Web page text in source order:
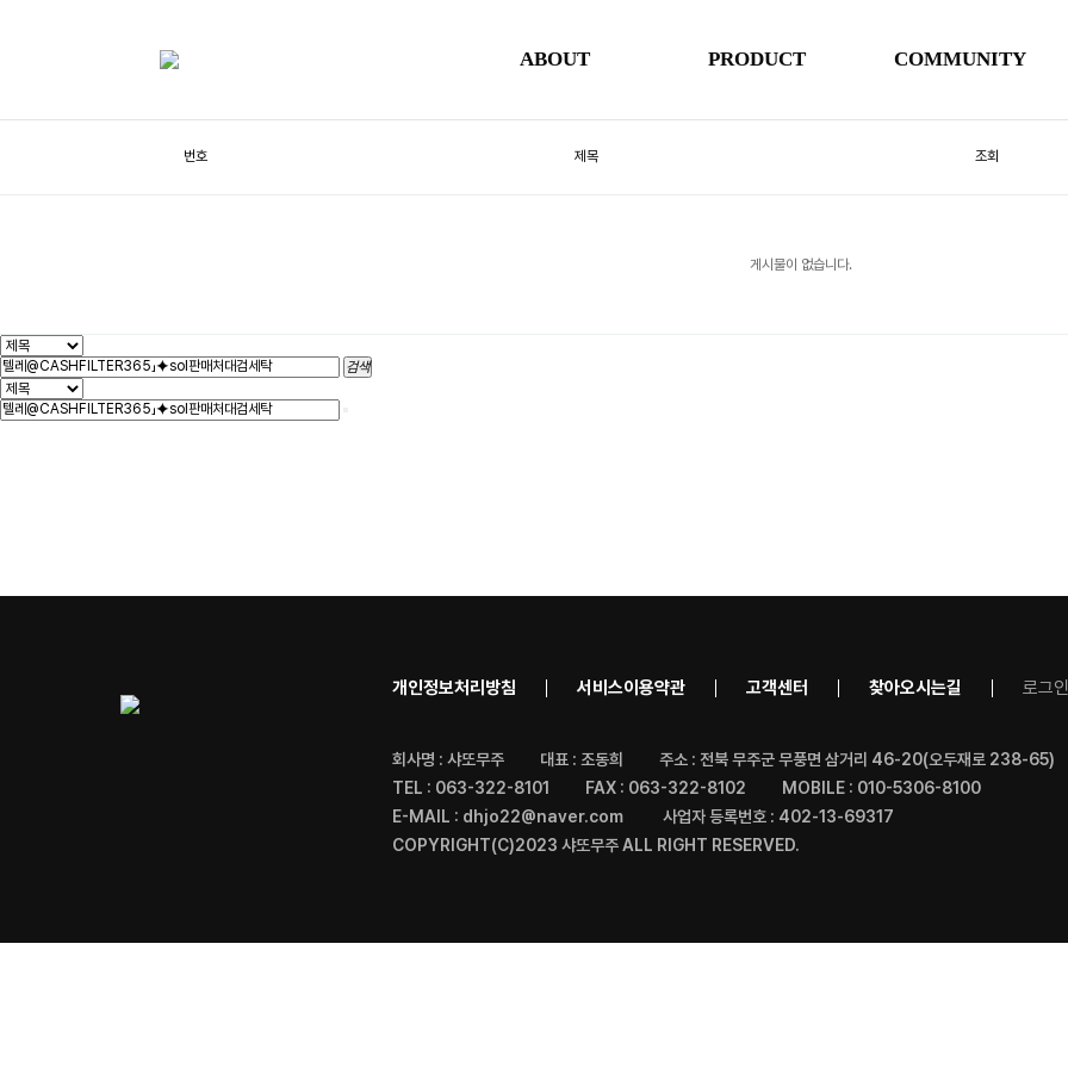
ABOUT PRODUCT COMMUNITY
번호 제목 조회
게시물이 없습니다.
검색
개인정보처리방침 서비스이용약관 고객센터 찾아오시는길 로그
회사명 : 샤또무주 대표 : 조동희
주소 : 전북 무주군 무풍면 삼거리 46-20(오두재로 238-65)
TEL : 063-322-8101
FAX : 063-322-8102
MOBILE : 010-5306-8100
E-MAIL : dhjo22@naver.com
사업자 등록번호 : 402-13-69317
COPYRIGHT(C)2023 샤또무주 ALL RIGHT RESERVED.